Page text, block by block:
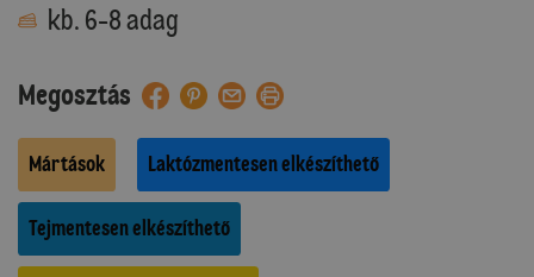
kb. 6-8 adag
Megosztás
Mártások Laktózmentesen elkészíthető
Tejmentesen elkészíthető